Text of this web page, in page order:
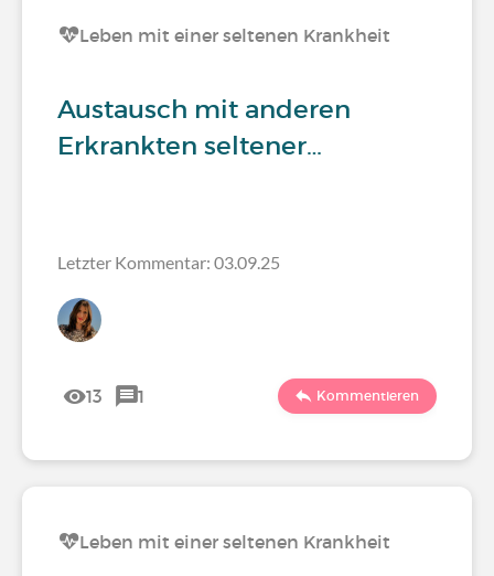
Leben mit einer seltenen Krankheit
Austausch mit anderen
Erkrankten seltener…
Letzter Kommentar: 03.09.25
13 1 Kommentieren
Leben mit einer seltenen Krankheit